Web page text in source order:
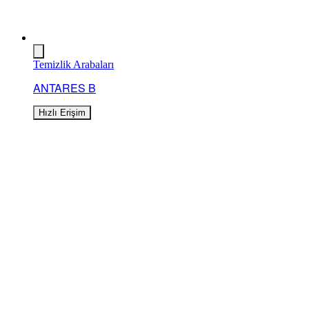
Temizlik Arabaları
ANTARES B
Hızlı Erişim